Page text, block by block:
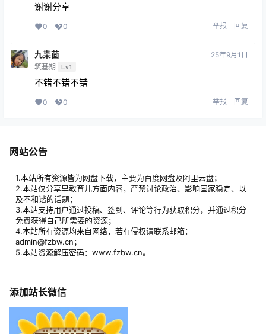
谢谢分享
0 0 举报 回复
九枼茴
筑基期 Lv1
25年9月1日
不错不错不错
0 0 举报 回复
网站公告
1.本站所有资源皆为网盘下载，主要为百度网盘及阿里云盘；
2.本站仅分享早教育儿方面内容，严禁讨论政治、影响国家稳定、以
及不和谐的话题；
3.本站支持用户通过投稿、签到、评论等行为获取积分，并通过积分
免费获得自己所需要的资源；
4.本站所有资源均来自网络，若有侵权请联系邮箱：
admin@fzbw.cn；
5.本站资源解压密码：www.fzbw.cn。
添加站长微信